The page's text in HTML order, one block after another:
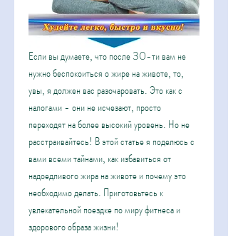
Если вы думаете, что после 30-ти вам не
нужно беспокоиться о жире на животе, то,
увы, я должен вас разочаровать. Это как с
налогами - они не исчезают, просто
переходят на более высокий уровень. Но не
расстраивайтесь! В этой статье я поделюсь с
вами всеми тайнами, как избавиться от
надоедливого жира на животе и почему это
необходимо делать. Приготовьтесь к
увлекательной поездке по миру фитнеса и
здорового образа жизни!